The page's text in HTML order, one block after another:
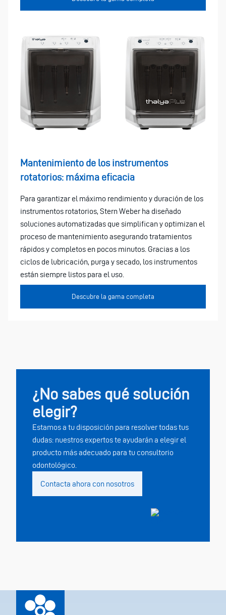
Mantenimiento de los instrumentos
rotatorios: máxima eficacia
Para garantizar el máximo rendimiento y duración de los
instrumentos rotatorios, Stern Weber ha diseñado
soluciones automatizadas que simplifican y optimizan el
proceso de mantenimiento asegurando tratamientos
rápidos y completos en pocos minutos. Gracias a los
ciclos de lubricación, purga y secado, los instrumentos
están siempre listos para el uso.
Descubre la gama completa
¿No sabes qué solución
elegir?
Estamos a tu disposición para resolver todas tus
dudas: nuestros expertos te ayudarán a elegir el
producto más adecuado para tu consultorio
odontológico.
Contacta ahora con nosotros